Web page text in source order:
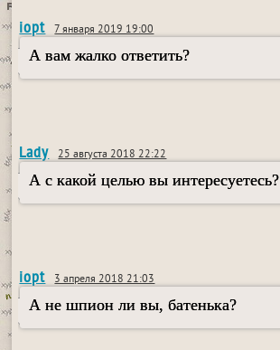
iopt 7 января 2019 19:00
А вам жалко ответить?
Lady 25 августа 2018 22:22
А с какой целью вы интересуетесь?
iopt 3 апреля 2018 21:03
А не шпион ли вы, батенька?